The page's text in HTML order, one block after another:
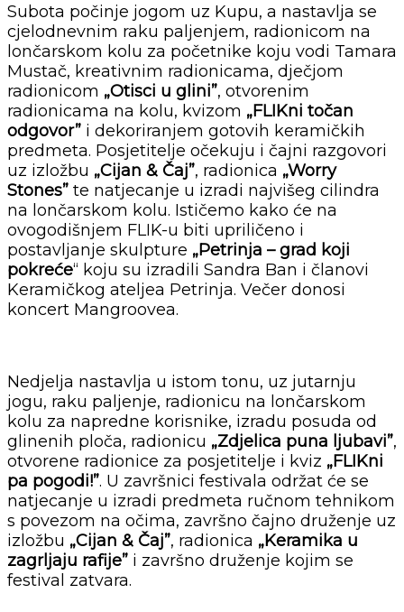
Subota počinje jogom uz Kupu, a nastavlja se
cjelodnevnim raku paljenjem, radionicom na
lončarskom kolu za početnike koju vodi Tamara
Mustač, kreativnim radionicama, dječjom
radionicom „Otisci u glini”, otvorenim
radionicama na kolu, kvizom „FLIKni točan
odgovor” i dekoriranjem gotovih keramičkih
predmeta. Posjetitelje očekuju i čajni razgovori
uz izložbu „Cijan & Čaj”, radionica „Worry
Stones” te natjecanje u izradi najvišeg cilindra
na lončarskom kolu. Ističemo kako će na
ovogodišnjem FLIK-u biti upriličeno i
postavljanje skulpture „Petrinja – grad koji
pokreće“ koju su izradili Sandra Ban i članovi
Keramičkog ateljea Petrinja. Večer donosi
koncert Mangroovea.
Nedjelja nastavlja u istom tonu, uz jutarnju
jogu, raku paljenje, radionicu na lončarskom
kolu za napredne korisnike, izradu posuda od
glinenih ploča, radionicu „Zdjelica puna ljubavi”,
otvorene radionice za posjetitelje i kviz „FLIKni
pa pogodi!”. U završnici festivala održat će se
natjecanje u izradi predmeta ručnom tehnikom
s povezom na očima, završno čajno druženje uz
izložbu „Cijan & Čaj”, radionica „Keramika u
zagrljaju rafije” i završno druženje kojim se
festival zatvara.